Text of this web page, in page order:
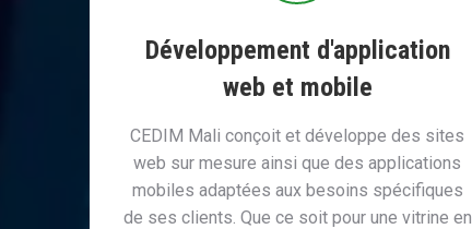
Développement d'application
web et mobile
CEDIM Mali conçoit et développe des sites
web sur mesure ainsi que des applications
mobiles adaptées aux besoins spécifiques
de ses clients. Que ce soit pour une vitrine en